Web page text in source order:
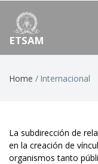
ETSAM
Home Internacional
La subdirección de
en la creación de
organismos tanto